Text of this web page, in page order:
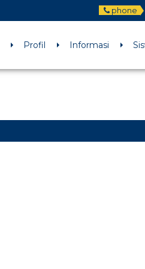
phone
Profil Informasi